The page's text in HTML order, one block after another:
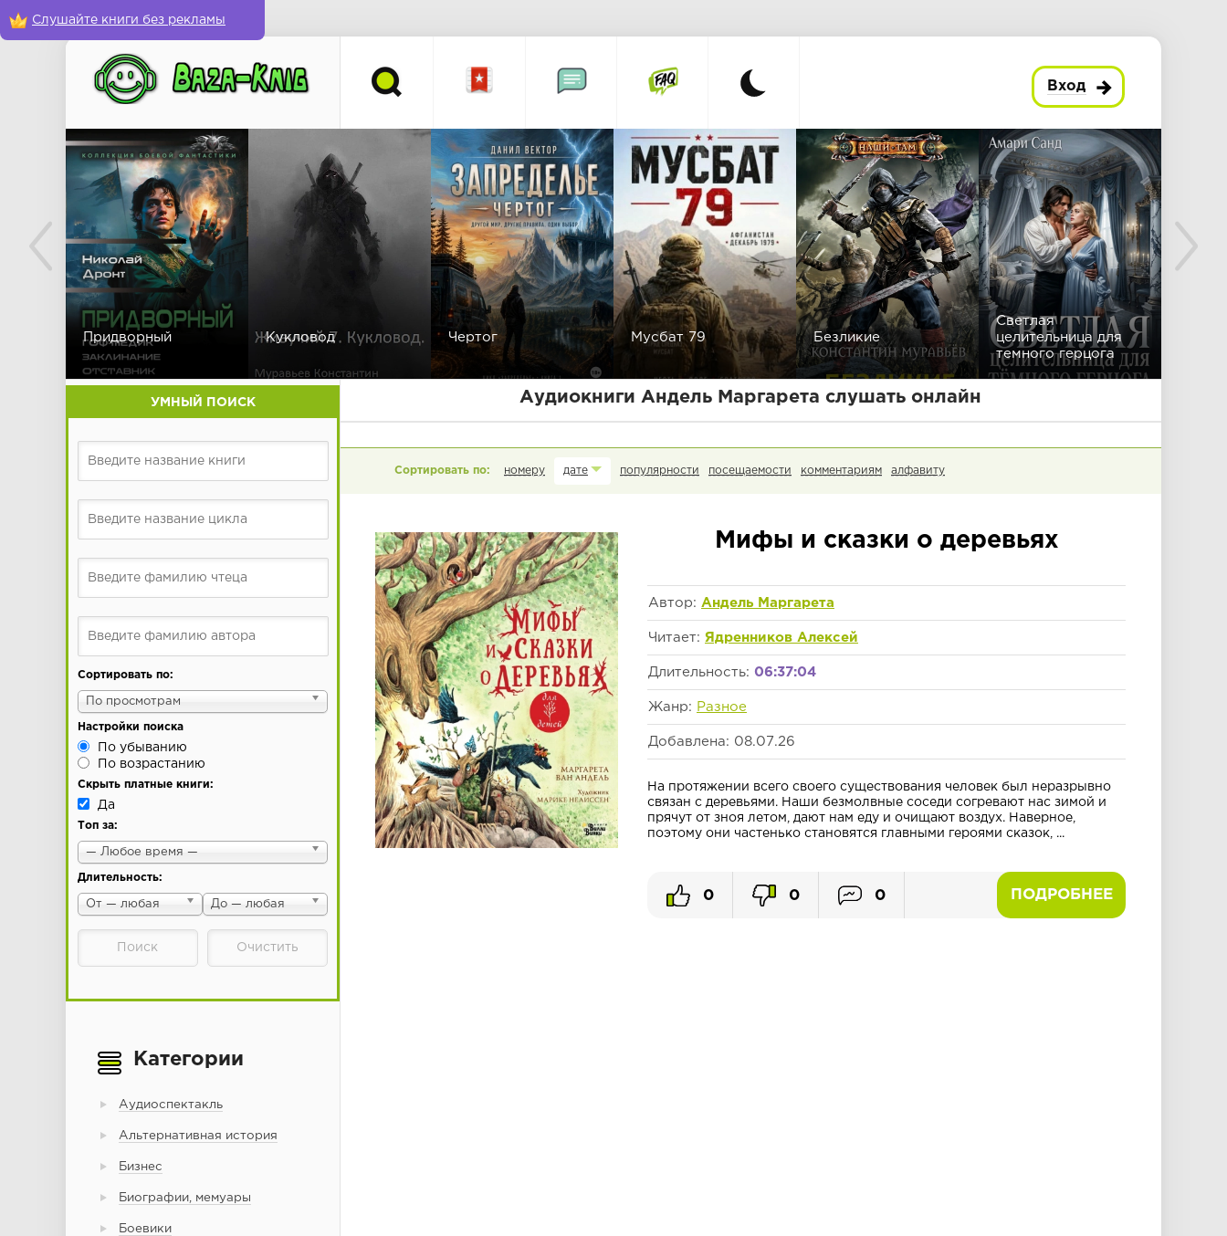
Слушайте книги без рекламы
Вход
Придворный Кукловод Чертог Мусбат 79 Безликие
Светлая
целительница для
темного герцога
УМНЫЙ ПОИСК
Сортировать по:
По просмотрам
Настройки поиска
По убыванию
По возрастанию
Скрыть платные книги:
Да
Топ за:
— Любое время —
Длительность:
От — любая До — любая
Категории
Аудиоспектакль
Альтернативная история
Бизнес
Биографии, мемуары
Боевики
Аудиокниги Андель Маргарета слушать онлайн
номеру дате популярности посещаемости комментариям алфавиту
Мифы и сказки о деревьях
Автор: Андель Маргарета
Читает: Ядренников Алексей
Длительность: 06:37:04
Жанр: Разное
Добавлена: 08.07.26
На протяжении всего своего существования человек был неразрывно
связан с деревьями. Наши безмолвные соседи согревают нас зимой и
прячут от зноя летом, дают нам еду и очищают воздух. Наверное,
поэтому они частенько становятся главными героями сказок, ...
ПОДРОБНЕЕ
0 0 0